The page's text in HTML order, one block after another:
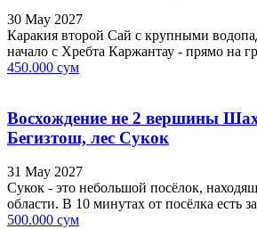
30 May 2027
Каракия второй Сай с крупными
начало с Хребта Каржантау - прямо на
450.000 сум
Восхождение не 2 вершины
Бегизтош, лес Сукок
31 May 2027
Сукок - это небольшой посёлок,
области. В 10 минутах от посёлка есть
500.000 сум